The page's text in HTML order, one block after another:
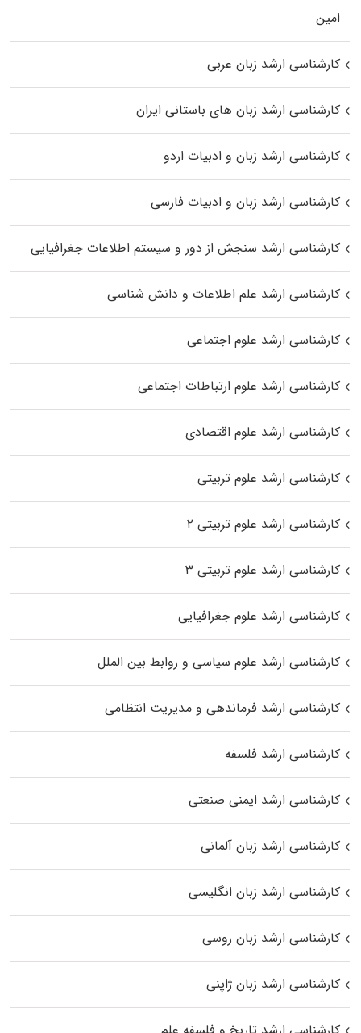
اﻣﻴﻦ
کارشناسی ارشد زبان عربی
کارشناسی ارشد زبان‌ های باستانی ایران
کارشناسی ارشد زبان و ادبیات اردو
کارشناسی ارشد زبان و ادبیات فارسی
کارشناسی ارشد سنجش از دور و سیستم اطلاعات جغرافیایی
کارشناسی ارشد علم اطلاعات و دانش شناسی
کارشناسی ارشد علوم اجتماعی
کارشناسی ارشد علوم ارتباطات اجتماعی
کارشناسی ارشد علوم اقتصادی
کارشناسی ارشد علوم تربیتی
کارشناسی ارشد علوم تربیتی ۲
کارشناسی ارشد علوم تربیتی ۳
کارشناسی ارشد علوم جغرافیایی
کارشناسی ارشد علوم سیاسی و روابط بین الملل
کارشناسی ارشد فرماندهی و مدیریت انتظامی
کارشناسی ارشد فلسفه
کارشناسی ارشد ایمنی صنعتی
کارشناسی ارشد زبان آلمانی
کارشناسی ارشد زبان انگلیسی
کارشناسی ارشد زبان روسی
کارشناسی ارشد زبان ژاپنی